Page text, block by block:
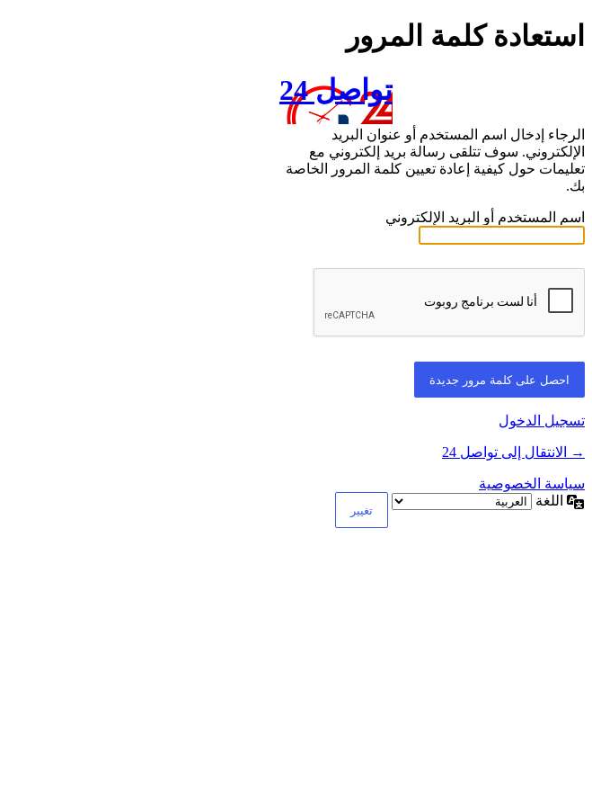
استعادة كلمة المرور
تواصل 24
الرجاء إدخال اسم المستخدم أو عنوان البريد
الإلكتروني. سوف تتلقى رسالة بريد إلكتروني مع
تعليمات حول كيفية إعادة تعيين كلمة المرور الخاصة
بك.
اسم المستخدم أو البريد الإلكتروني
تسجيل الدخول
→ الانتقال إلى تواصل 24
سياسة الخصوصية
اللغة